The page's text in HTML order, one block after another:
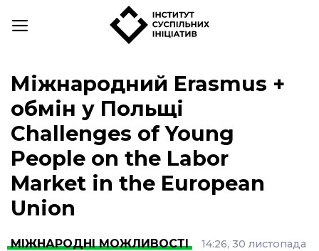
Міжнародний Erasmus +
обмін у Польщі
Challenges of Young
People on the Labor
Market in the European
Union
МІЖНАРОДНІ МОЖЛИВОСТІ,
14:26, 30 листопада